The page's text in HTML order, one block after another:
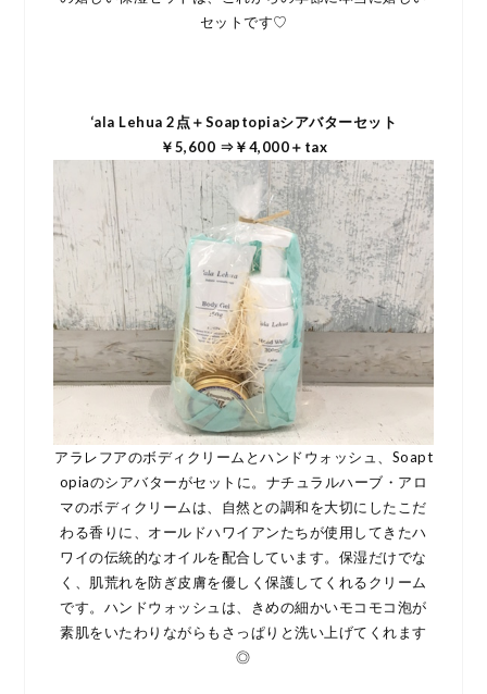
セットです♡
‘ala Lehua 2点＋Soaptopiaシアバターセット
￥5,600 ⇒￥4,000＋tax
アラレフアのボディクリームとハンドウォッシュ、Soapt
opiaのシアバターがセットに。ナチュラルハーブ・アロ
マのボディクリームは、自然との調和を大切にしたこだ
わる香りに、オールドハワイアンたちが使用してきたハ
ワイの伝統的なオイルを配合しています。保湿だけでな
く、肌荒れを防ぎ皮膚を優しく保護してくれるクリーム
です。ハンドウォッシュは、きめの細かいモコモコ泡が
素肌をいたわりながらもさっぱりと洗い上げてくれます
◎